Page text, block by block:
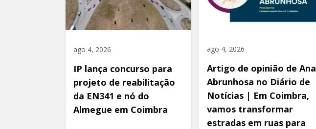
ago 4, 2026
IP lança concurso para
projeto de reabilitação
da EN341 e nó do
Almegue em Coimbra
ago 4, 2026
Artigo de opinião de Ana
Abrunhosa no Diário de
Notícias | Em Coimbra,
vamos transformar
estradas em ruas para